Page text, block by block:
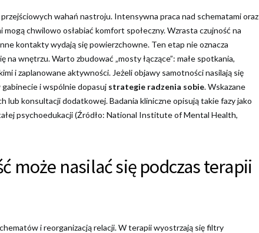
wahań nastroju. Intensywna praca nad schematami oraz
chwilowo osłabiać komfort społeczny. Wzrasta czujność na
kontakty wydają się powierzchowne. Ten etap nie oznacza
na wnętrzu. Warto zbudować „mosty łączące”: małe spotkania,
i zaplanowane aktywności. Jeżeli objawy samotności nasilają się
i wspólnie dopasuj strategie radzenia sobie. Wskazane
lub konsultacji dodatkowej. Badania kliniczne opisują takie fazy jako
psychoedukacji (Źródło: National Institute of Mental Health,
może nasilać się podczas terapii
i reorganizacją relacji. W terapii wyostrzają się filtry